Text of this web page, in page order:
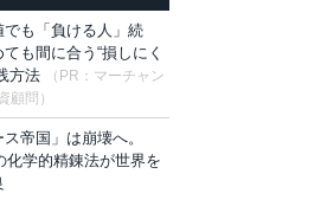
でも「負ける人」続
も間に合う“損しにく
方法
（PR：マーチャン
顧問）
帝国」は崩壊へ。
化学的精錬法が世界を